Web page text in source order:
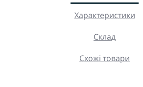
Характеристики
Склад
Схожі товари